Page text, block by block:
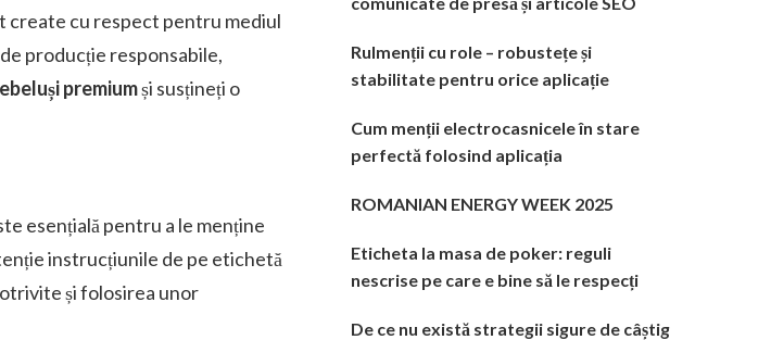
create cu respect pentru mediul
producție responsabile,
premiumși susțineți o
esențială pentru a le menține
instrucțiunile de pe etichetă
și folosirea unor
Rulmenții cu role – robustețe și
stabilitate pentru orice aplicație
Cum menții electrocasnicele în stare
perfectă folosind aplicația
ROMANIAN ENERGY WEEK 2025
Eticheta la masa de poker: reguli
nescrise pe care e bine să le respecți
De ce nu există strategii sigure de câștig